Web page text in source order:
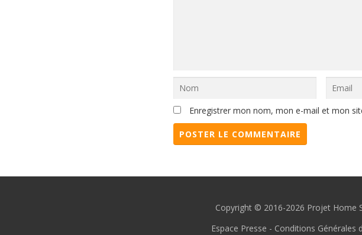
Enregistrer mon nom, mon e-mail et mon
Copyright © 2016-2026 Projet Home
Espace Presse - Conditions Générales